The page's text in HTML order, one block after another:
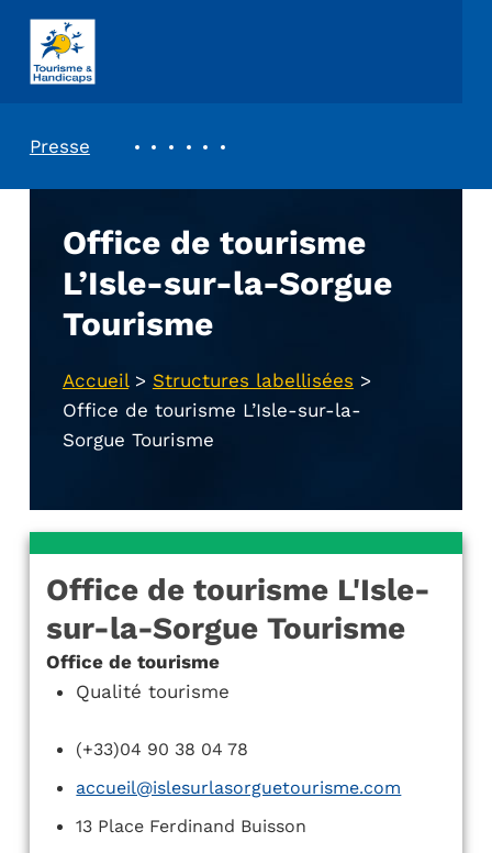
ASSOCIATION TOURISME ET HANDICAPS
Presse
Office de tourisme
L’Isle-sur-la-Sorgue
Tourisme
Accueil> Structures labellisées >
Office de tourisme L’Isle-sur-la-
Sorgue Tourisme
Office de tourisme L'Isle-
sur-la-Sorgue Tourisme
Office de tourisme
Qualité tourisme
(+33)04 90 38 04 78
accueil@islesurlasorguetourisme.com
13 Place Ferdinand Buisson